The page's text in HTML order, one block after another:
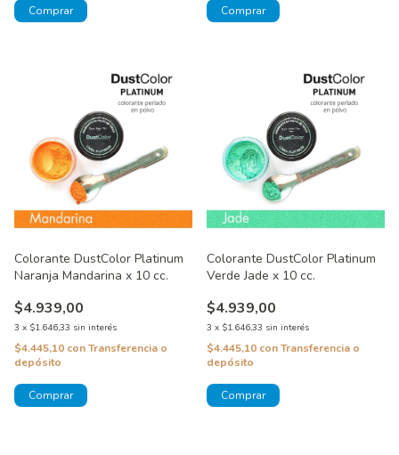
Colorante DustColor Platinum
Naranja Mandarina x 10 cc.
$4.939,00
3 x $1.646,33 sin interés
$4.445,10 conTransferencia o
depósito
Colorante DustColor Platinum
Verde Jade x 10 cc.
$4.939,00
3 x $1.646,33 sin interés
$4.445,10 conTransferencia o
depósito